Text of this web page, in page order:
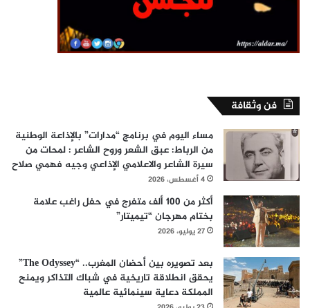
فن وثقافة
مساء اليوم في برنامج “مدارات” بالإذاعة الوطنية
من الرباط: عبق الشعر وروح الشاعر : لمحات من
سيرة الشاعر والاعلامي الإذاعي وجيه فهمي صلاح
4 أغسطس، 2026
أكثر من 100 ألف متفرج في حفل راغب علامة
بختام مهرجان “تيميتار”
27 يوليو، 2026
بعد تصويره بين أحضان المغرب.. “The Odyssey”
يحقق انطلاقة تاريخية في شباك التذاكر ويمنح
المملكة دعاية سينمائية عالمية